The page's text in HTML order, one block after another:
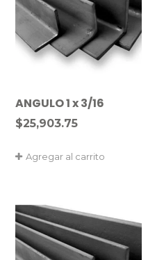
ANGULO 1 x 3/16
$25,903.75
Agregar al carrito